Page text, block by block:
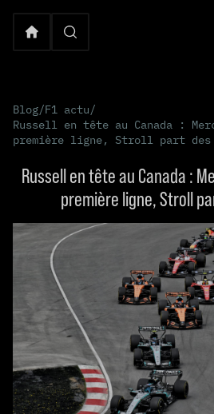
Blog/F1 actu/
Russell en tête au Canada :
première ligne, Stroll part des
Russell en tête au Canada :
première ligne, Stroll